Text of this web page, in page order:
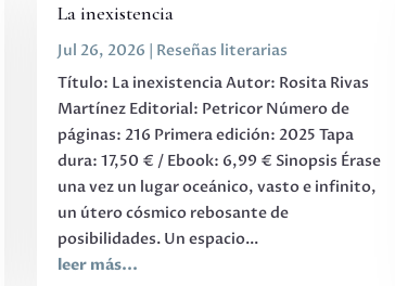
La inexistencia
Jul 26, 2026 | Reseñas literarias
Título: La inexistencia Autor: Rosita Rivas
Martínez Editorial: Petricor Número de
páginas: 216 Primera edición: 2025 Tapa
dura: 17,50 € / Ebook: 6,99 € Sinopsis Érase
una vez un lugar oceánico, vasto e infinito,
un útero cósmico rebosante de
posibilidades. Un espacio...
leer más...